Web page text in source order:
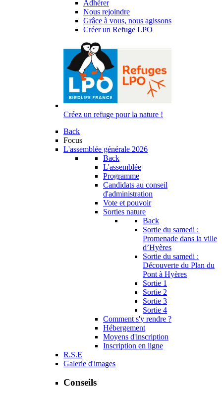
Adhérer
Nous rejoindre
Grâce à vous, nous agissons
Créer un Refuge LPO
Créez un refuge pour la nature !
Back
Focus
L'assemblée générale 2026
Back
L'assemblée
Programme
Candidats au conseil
d'administration
Vote et pouvoir
Sorties nature
Back
Sortie du samedi :
Promenade dans la ville
d’Hyères
Sortie du samedi :
Découverte du Plan du
Pont à Hyères
Sortie 1
Sortie 2
Sortie 3
Sortie 4
Comment s'y rendre ?
Hébergement
Moyens d'inscription
Inscription en ligne
R.S.E
Galerie d'images
Conseils